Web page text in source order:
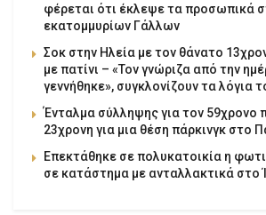
φέρεται ότι έκλεψε τα προσωπικά
εκατομμυρίων Γάλλων
Σοκ στην Ηλεία με τον θάνατο
με πατίνι – «Τον γνώριζα από την
γεννήθηκε», συγκλονίζουν τα λόγια
Ένταλμα σύλληψης για τον 59χρονο
23χρονη για μια θέση πάρκινγκ στο
Επεκτάθηκε σε πολυκατοικία η
σε κατάστημα με ανταλλακτικά στο